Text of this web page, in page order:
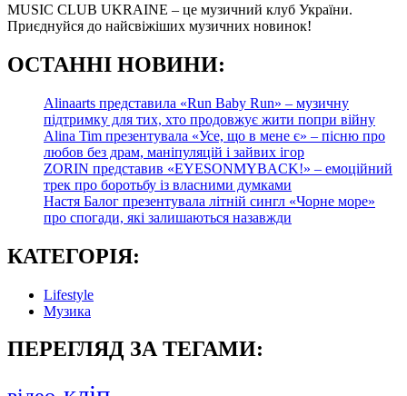
MUSIC CLUB UKRAINE – це музичний клуб України.
Приєднуйся до найсвіжіших музичних новинок!
ОСТАННІ НОВИНИ:
Alinaarts представила «Run Baby Run» – музичну
підтримку для тих, хто продовжує жити попри війну
Alina Tim презентувала «Усе, що в мене є» – пісню про
любов без драм, маніпуляцій і зайвих ігор
ZORIN представив «EYESONMYBACK!» – емоційний
трек про боротьбу із власними думками
Настя Балог презентувала літній сингл «Чорне море»
про спогади, які залишаються назавжди
КАТЕГОРІЯ:
Lifestyle
Музика
ПЕРЕГЛЯД ЗА ТЕГАМИ: